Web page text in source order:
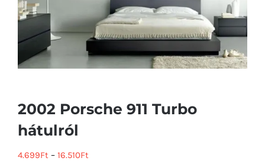
2002 Porsche 911 Turbo
hátulról
4.699Ft – 16.510Ft